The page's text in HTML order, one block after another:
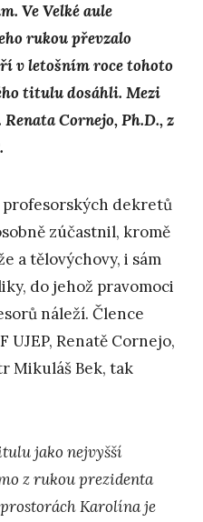
Ve Velké aule
rukou převzalo
v letošním roce tohoto
titulu dosáhli. Mezi
Cornejo, Ph.D., z
dekretů
zúčastnil, kromě
a tělovýchovy, i sám
do jehož pravomoci
náleží. Člence
Renatě Cornejo,
Mikuláš Bek, tak
jako nejvyšší
z rukou prezidenta
Karolína je